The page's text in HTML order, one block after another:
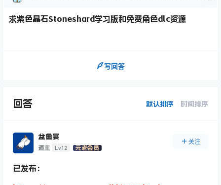
求紫色晶石Stoneshard学习版和免费角色dlc资源
写回答
回答 默认排序 时间排序
盆鱼宴
道主 Lv12 元老会员
关注
已发布：